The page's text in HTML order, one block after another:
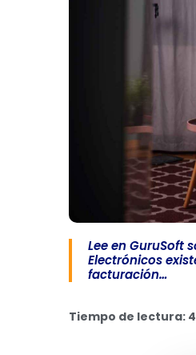
Lee en GuruSoft
Electrónicos
facturación…
Tiempo de lectura: